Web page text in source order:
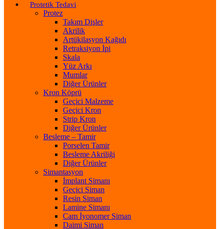
Protetik Tedavi
Protez
Takım Dişler
Akrilik
Artükilasyon Kağıdı
Retraksiyon İpi
Skala
Yüz Arkı
Mumlar
Diğer Ürünler
Kron Köprü
Geçici Malzeme
Geçici Kron
Strip Kron
Diğer Ürünler
Besleme – Tamir
Porselen Tamir
Besleme Akriliği
Diğer Ürünler
Simantasyon
İmplant Simanı
Geçici Siman
Resin Siman
Lamine Simanı
Cam İyonomer Siman
Daimi Siman